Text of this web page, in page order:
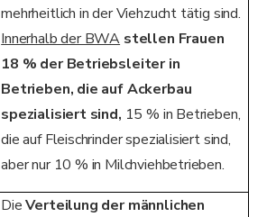
mehrheitlich in der Viehzucht tätig sind.
Innerhalb der BWA stellen Frauen
18 % der Betriebsleiter in
Betrieben, die auf Ackerbau
spezialisiert sind, 15 % in Betrieben,
die auf Fleischrinder spezialisiert sind,
aber nur 10 % in Milchviehbetrieben.
DieVerteilung der männlichen